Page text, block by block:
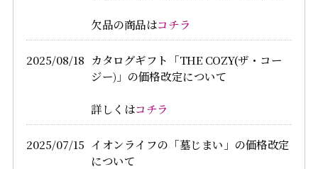
欠品の商品はコチラ
2025/08/18 カタログギフト「THE COZY(ザ・コー
ジー)」の価格改定について
詳しくはコチラ
2025/07/15 イオンライフの「墓じまい」の価格改定
について